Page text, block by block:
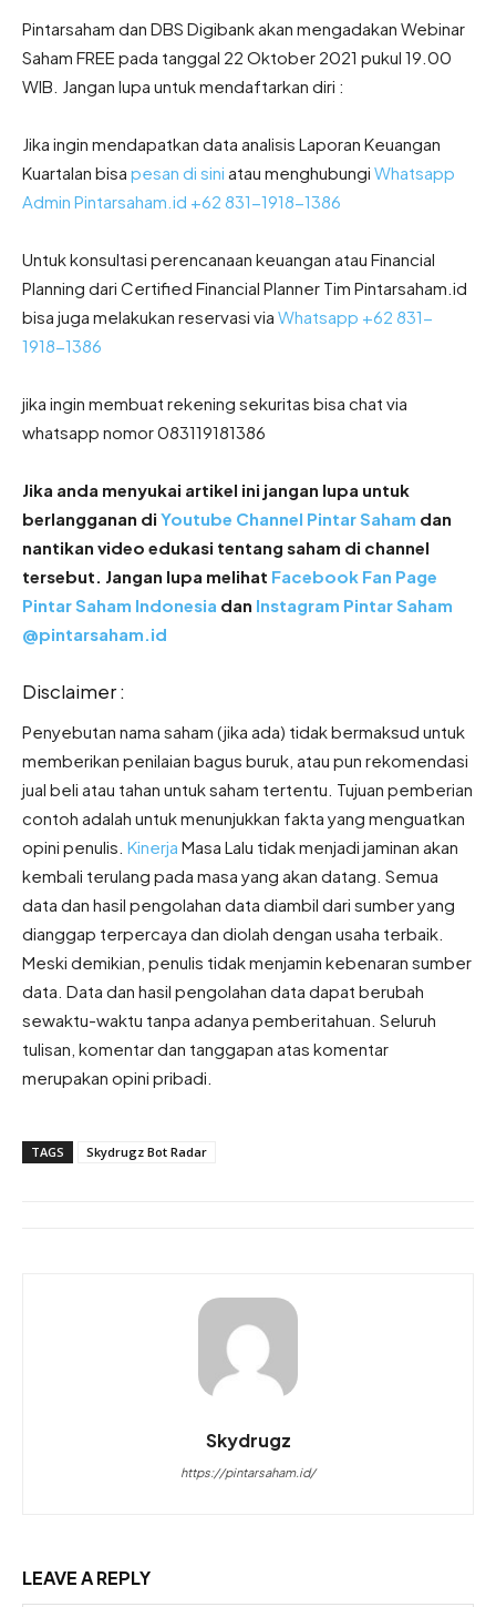
Pintarsaham dan DBS Digibank akan mengadakan Webinar
Saham FREE pada tanggal 22 Oktober 2021 pukul 19.00
WIB. Jangan lupa untuk mendaftarkan diri :
Jika ingin mendapatkan data analisis Laporan Keuangan
Kuartalan bisa pesan di sini atau menghubungi Whatsapp
Admin Pintarsaham.id +62 831-1918-1386
Untuk konsultasi perencanaan keuangan atau Financial
Planning dari Certified Financial Planner Tim Pintarsaham.id
bisa juga melakukan reservasi via Whatsapp +62 831-
1918-1386
jika ingin membuat rekening sekuritas bisa chat via
whatsapp nomor 083119181386
Jika anda menyukai artikel ini jangan lupa untuk
berlangganan di Youtube Channel Pintar Saham dan
nantikan video edukasi tentang saham di channel
tersebut. Jangan lupa melihat Facebook Fan Page
Pintar Saham Indonesia dan Instagram Pintar Saham
@pintarsaham.id
Disclaimer :
Penyebutan nama saham (jika ada) tidak bermaksud untuk
memberikan penilaian bagus buruk, atau pun rekomendasi
jual beli atau tahan untuk saham tertentu. Tujuan pemberian
contoh adalah untuk menunjukkan fakta yang menguatkan
opini penulis. Kinerja Masa Lalu tidak menjadi jaminan akan
kembali terulang pada masa yang akan datang. Semua
data dan hasil pengolahan data diambil dari sumber yang
dianggap terpercaya dan diolah dengan usaha terbaik.
Meski demikian, penulis tidak menjamin kebenaran sumber
data. Data dan hasil pengolahan data dapat berubah
sewaktu-waktu tanpa adanya pemberitahuan. Seluruh
tulisan, komentar dan tanggapan atas komentar
merupakan opini pribadi.
TAGS Skydrugz Bot Radar
Skydrugz
https://pintarsaham.id/
LEAVE A REPLY